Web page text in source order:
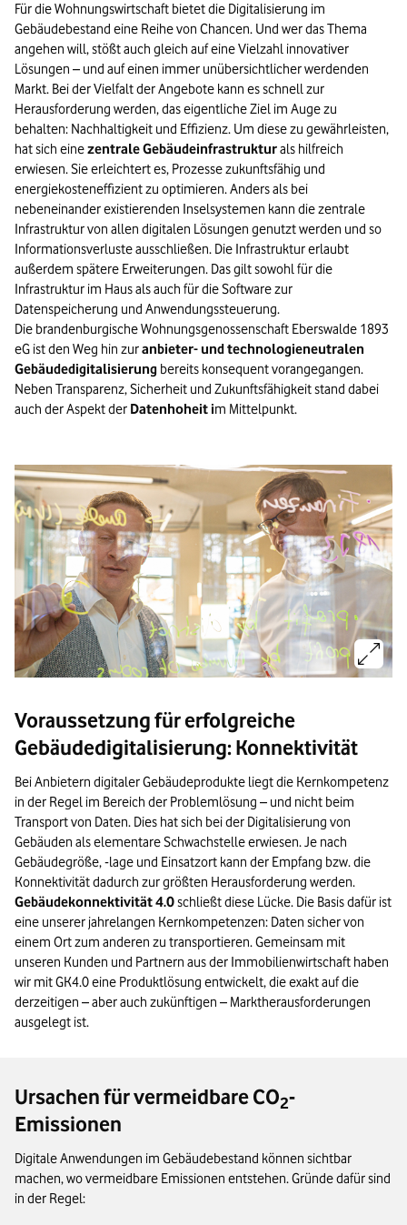
Für die Wohnungswirtschaft bietet die Digitalisierung im
Gebäudebestand eine Reihe von Chancen. Und wer das Thema
angehen will, stößt auch gleich auf eine Vielzahl innovativer
Lösungen – und auf einen immer unübersichtlicher werdenden
Markt. Bei der Vielfalt der Angebote kann es schnell zur
Herausforderung werden, das eigentliche Ziel im Auge zu
behalten: Nachhaltigkeit und Effizienz. Um diese zu gewährleisten,
hat sich einezentrale Gebäudeinfrastrukturals hilfreich
erwiesen. Sie erleichtert es, Prozesse zukunftsfähig und
energiekosteneffizient zu optimieren. Anders als bei
nebeneinander existierenden Inselsystemen kann die zentrale
Infrastruktur von allen digitalen Lösungen genutzt werden und so
Informationsverluste ausschließen. Die Infrastruktur erlaubt
außerdem spätere Erweiterungen. Das gilt sowohl für die
Infrastruktur im Haus als auch für die Software zur
Datenspeicherung und Anwendungssteuerung.
Die brandenburgische Wohnungsgenossenschaft Eberswalde 1893
eG ist den Weg hin zuranbieter- und technologieneutralen
Gebäudedigitalisierung bereits konsequent vorangegangen.
Neben Transparenz, Sicherheit und Zukunftsfähigkeit stand dabei
auch der Aspekt der Datenhoheit im Mittelpunkt.
Bild vergrößern:
Voraussetzung für erfolgreiche
Gebäudedigitalisierung: Konnektivität
Bei Anbietern digitaler Gebäudeprodukte liegt die Kernkompetenz
in der Regel im Bereich der Problemlösung – und nicht beim
Transport von Daten. Dies hat sich bei der Digitalisierung von
Gebäuden als elementare Schwachstelle erwiesen. Je nach
Gebäudegröße, -lage und Einsatzort kann der Empfang bzw. die
Konnektivität dadurch zur größten Herausforderung werden.
Gebäudekonnektivität 4.0schließt diese Lücke. Die Basis dafür ist
eine unserer jahrelangen Kernkompetenzen: Daten sicher von
einem Ort zum anderen zu transportieren. Gemeinsam mit
unseren Kunden und Partnern aus der Immobilienwirtschaft haben
wir mit GK4.0 eine Produktlösung entwickelt, die exakt auf die
derzeitigen – aber auch zukünftigen – Marktherausforderungen
ausgelegt ist.
Ursachen für vermeidbare CO2-
Emissionen
Digitale Anwendungen im Gebäudebestand können sichtbar
machen, wo vermeidbare Emissionen entstehen. Gründe dafür sind
in der Regel: